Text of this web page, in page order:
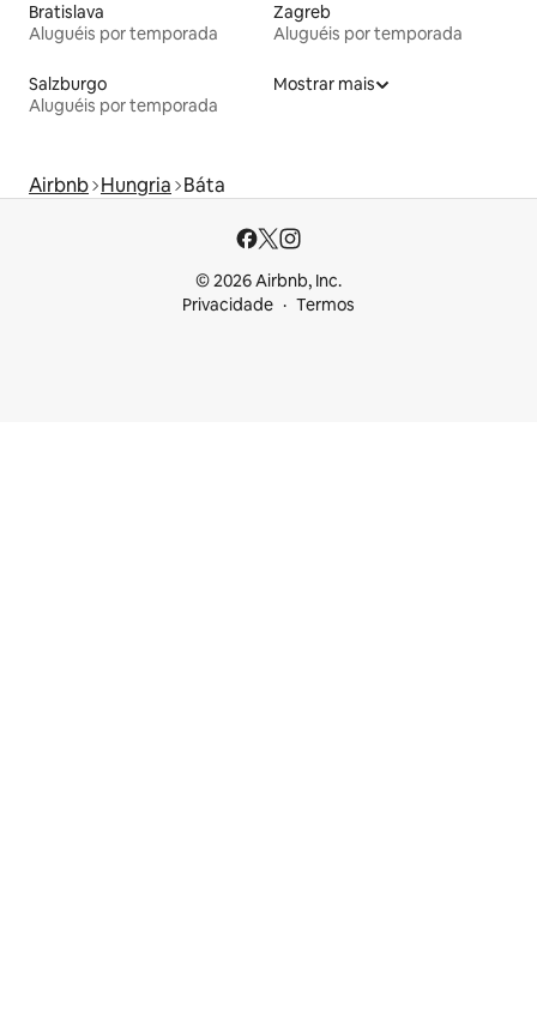
Bratislava
Aluguéis por temporada
Zagreb
Aluguéis por temporada
Salzburgo
Aluguéis por temporada
Mostrar mais
Airbnb Hungria Báta
© 2026 Airbnb, Inc.
Privacidade
Termos